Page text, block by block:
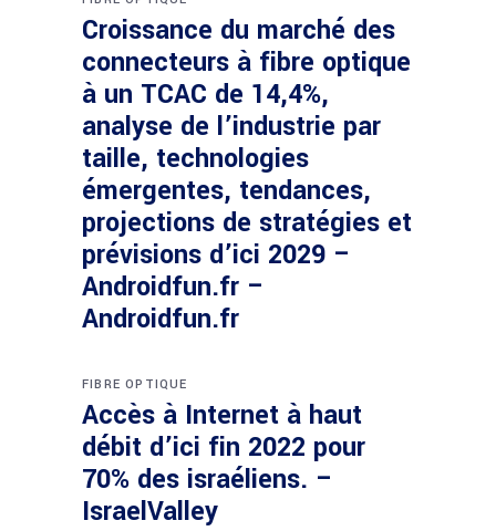
Croissance du marché des
connecteurs à fibre optique
à un TCAC de 14,4%,
analyse de l’industrie par
taille, technologies
émergentes, tendances,
projections de stratégies et
prévisions d’ici 2029 –
Androidfun.fr –
Androidfun.fr
FIBRE OPTIQUE
Accès à Internet à haut
débit d’ici fin 2022 pour
70% des israéliens. –
IsraelValley